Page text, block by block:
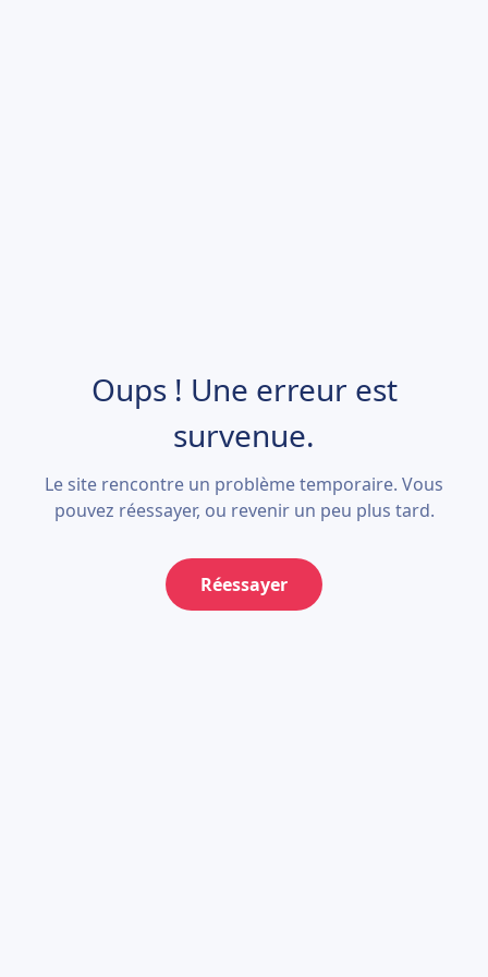
Oups ! Une erreur est
survenue.
Le site rencontre un problème temporaire. Vous
pouvez réessayer, ou revenir un peu plus tard.
Réessayer